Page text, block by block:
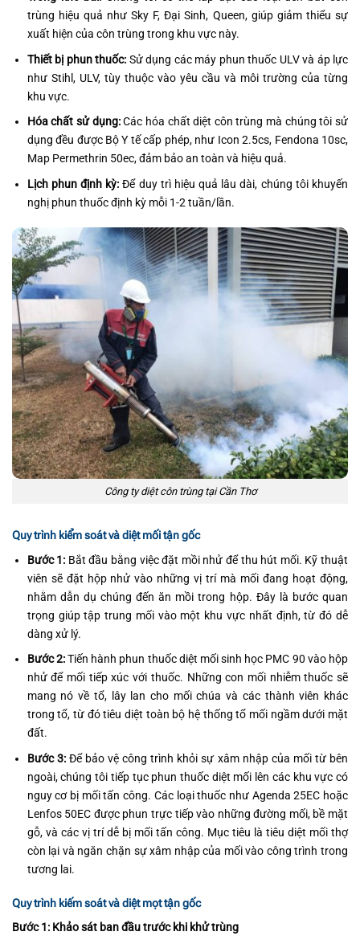
trùng hiệu quả như Sky F, Đại Sinh, Queen, giúp giảm thiểu sự
xuất hiện của côn trùng trong khu vực này.
Thiết bị phun thuốc: Sử dụng các máy phun thuốc ULV và áp lực
như Stihl, ULV, tùy thuộc vào yêu cầu và môi trường của từng
khu vực.
Hóa chất sử dụng:Các hóa chất diệt côn trùng mà chúng tôi sử
dụng đều được Bộ Y tế cấp phép, như Icon 2.5cs, Fendona 10sc,
Map Permethrin 50ec, đảm bảo an toàn và hiệu quả.
Lịch phun định kỳ: Để duy trì hiệu quả lâu dài, chúng tôi khuyến
nghị phun thuốc định kỳ mỗi 1-2 tuần/lần.
Công ty diệt côn trùng tại Cần Thơ
Quy trình kiểm soát và diệt mối tận gốc
Bước 1: Bắt đầu bằng việc đặt mồi nhử để thu hút mối. Kỹ thuật
viên sẽ đặt hộp nhử vào những vị trí mà mối đang hoạt động,
nhằm dẫn dụ chúng đến ăn mồi trong hộp. Đây là bước quan
trọng giúp tập trung mối vào một khu vực nhất định, từ đó dễ
dàng xử lý.
Bước 2:Tiến hành phun thuốc diệt mối sinh học PMC 90 vào hộp
nhử để mối tiếp xúc với thuốc. Những con mối nhiễm thuốc sẽ
mang nó về tổ, lây lan cho mối chúa và các thành viên khác
trong tổ, từ đó tiêu diệt toàn bộ hệ thống tổ mối ngầm dưới mặt
đất.
Bước 3: Để bảo vệ công trình khỏi sự xâm nhập của mối từ bên
ngoài, chúng tôi tiếp tục phun thuốc diệt mối lên các khu vực có
nguy cơ bị mối tấn công. Các loại thuốc như Agenda 25EC hoặc
Lenfos 50EC được phun trực tiếp vào những đường mối, bề mặt
gỗ, và các vị trí dễ bị mối tấn công. Mục tiêu là tiêu diệt mối thợ
còn lại và ngăn chặn sự xâm nhập của mối vào công trình trong
tương lai.
Quy trình kiếm soát và diệt mọt tận gốc
Bước 1: Khảo sát ban đầu trước khi khử trùng